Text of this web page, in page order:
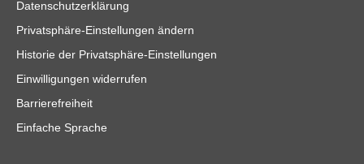
Datenschutzerklärung
Privatsphäre-Einstellungen ändern
Historie der Privatsphäre-Einstellungen
Einwilligungen widerrufen
Barrierefreiheit
Einfache Sprache